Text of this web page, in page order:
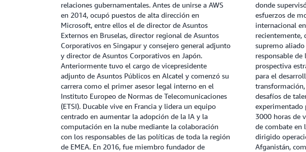
relaciones gubernamentales. Antes de unirse a AWS
en 2014, ocupó puestos de alta dirección en
Microsoft, entre ellos el de director de Asuntos
Externos en Bruselas, director regional de Asuntos
Corporativos en Singapur y consejero general adjunto
y director de Asuntos Corporativos en Japón.
Anteriormente tuvo el cargo de vicepresidente
adjunto de Asuntos Públicos en Alcatel y comenzó su
carrera como el primer asesor legal interno en el
Instituto Europeo de Normas de Telecomunicaciones
(ETSI). Ducable vive en Francia y lidera un equipo
centrado en aumentar la adopción de la IA y la
computación en la nube mediante la colaboración
con los responsables de las políticas de toda la región
de EMEA. En 2016, fue miembro fundador de
donde
esfuerzos de
internacional
recientemente,
supremo aliado
responsable
prospectiva
para el
desafíos de
experimentado
3000 horas de
de combate en
dirigido
Afganistán,